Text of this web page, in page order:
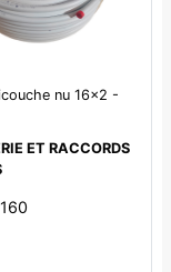
nu 16x2 -
ET RACCORDS